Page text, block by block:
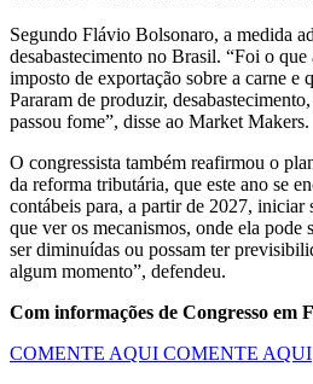
Segundo Flávio Bolsonaro, a medida
desabastecimento no Brasil. “Foi o
imposto de exportação sobre a carne e
Pararam de produzir,
passou fome”, disse ao Market Makers.
O congressista também reafirmou o
da reforma tributária, que este ano se
contábeis para, a partir de 2027, iniciar
que ver os mecanismos, onde ela pode
ser diminuídas ou possam ter
algum momento”, defendeu.
Com informações de Congresso em
COMENTE AQUI COMENTE AQUI